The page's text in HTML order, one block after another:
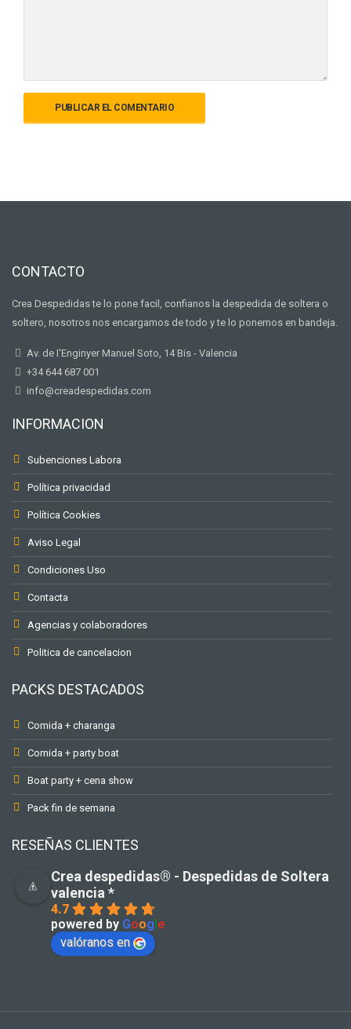
CONTACTO
Crea Despedidas te lo pone facil, confianos la despedida de soltera o
soltero, nosotros nos encargamos de todo y te lo ponemos en bandeja.
Av. de I'Enginyer Manuel Soto, 14 Bis - Valencia
+34 644 687 001
info@creadespedidas.com
INFORMACION
Subenciones Labora
Política privacidad
Política Cookies
Aviso Legal
Condiciones Uso
Contacta
Agencias y colaboradores
Politica de cancelacion
PACKS DESTACADOS
Comida + charanga
Comida + party boat
Boat party + cena show
Pack fin de semana
RESEÑAS CLIENTES
Crea despedidas®️ - Despedidas de Soltera
valencia *
4.7
powered by Google
valóranos en